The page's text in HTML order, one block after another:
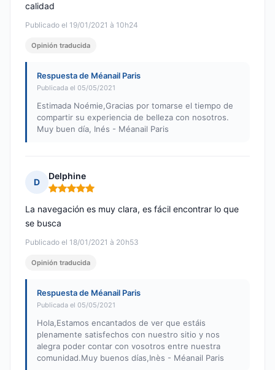
Publicado el 19/01/2021 à 10h24
calidad
Opinión traducida
Respuesta de Méanail Paris
Publicada el 05/05/2021
Estimada Noémie,Gracias por tomarse el tiempo de
compartir su experiencia de belleza con nosotros.
Muy buen día, Inés - Méanail Paris
D
Delphine
Nota: 5 de 5
Publicado el 18/01/2021 à 20h53
La navegación es muy clara, es fácil encontrar lo que
se busca
Opinión traducida
Respuesta de Méanail Paris
Publicada el 05/05/2021
Hola,Estamos encantados de ver que estáis
plenamente satisfechos con nuestro sitio y nos
alegra poder contar con vosotros entre nuestra
comunidad.Muy buenos días,Inès - Méanail Paris